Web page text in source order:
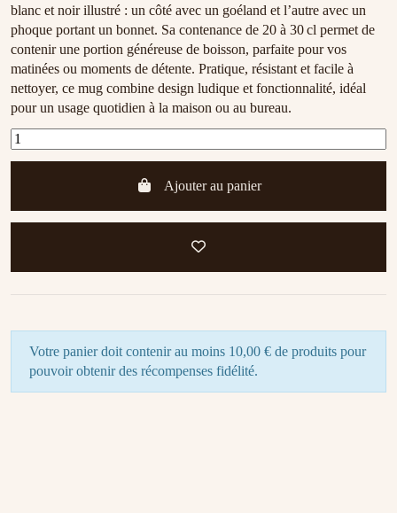
blanc et noir illustré : un côté avec un goéland et l’autre avec un
phoque portant un bonnet. Sa contenance de 20 à 30 cl permet de
contenir une portion généreuse de boisson, parfaite pour vos
matinées ou moments de détente. Pratique, résistant et facile à
nettoyer, ce mug combine design ludique et fonctionnalité, idéal
pour un usage quotidien à la maison ou au bureau.
Ajouter au panier
Votre panier doit contenir au moins 10,00 € de produits pour
pouvoir obtenir des récompenses fidélité.